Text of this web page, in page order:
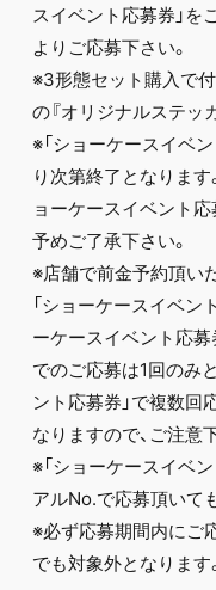
スイベント応募券」を
よりご応募下さい。
※3形態セット購入で
の『オリジナルステッ
※「ショーケースイベ
り次第終了となります
ョーケースイベント応
予めご了承下さい。
※店舗で前金予約頂い
「ショーケースイベン
ーケースイベント応募
でのご応募は1回のみ
ント応募券」で複数
なりますので、ご注意
※「ショーケースイベ
アルNo.で応募頂いて
※必ず応募期間内にご
でも対象外となります